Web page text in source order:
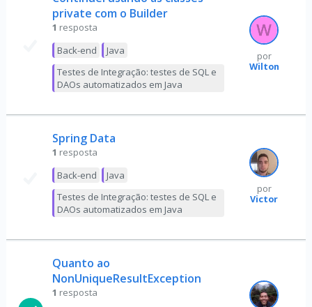
private com o Builder
1 resposta
Back-end
Java
Testes de Integração: testes de SQL e
DAOs automatizados em Java
por
Wilton
Spring Data
1 resposta
Back-end
Java
Testes de Integração: testes de SQL e
DAOs automatizados em Java
por
Victor
Quanto ao
NonUniqueResultException
1 resposta